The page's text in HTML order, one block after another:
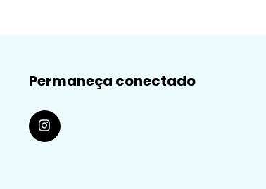
Permaneça conectado